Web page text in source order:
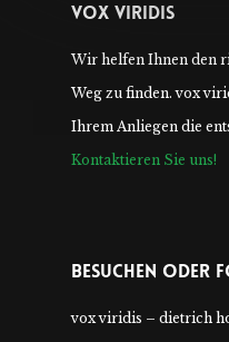
Vox Viridis
Wir helfen Ihnen den
Weg zu finden. vox
Ihrem Anliegen die
Kontaktieren Sie uns!
Besuchen Oder
vox viridis – dietrich